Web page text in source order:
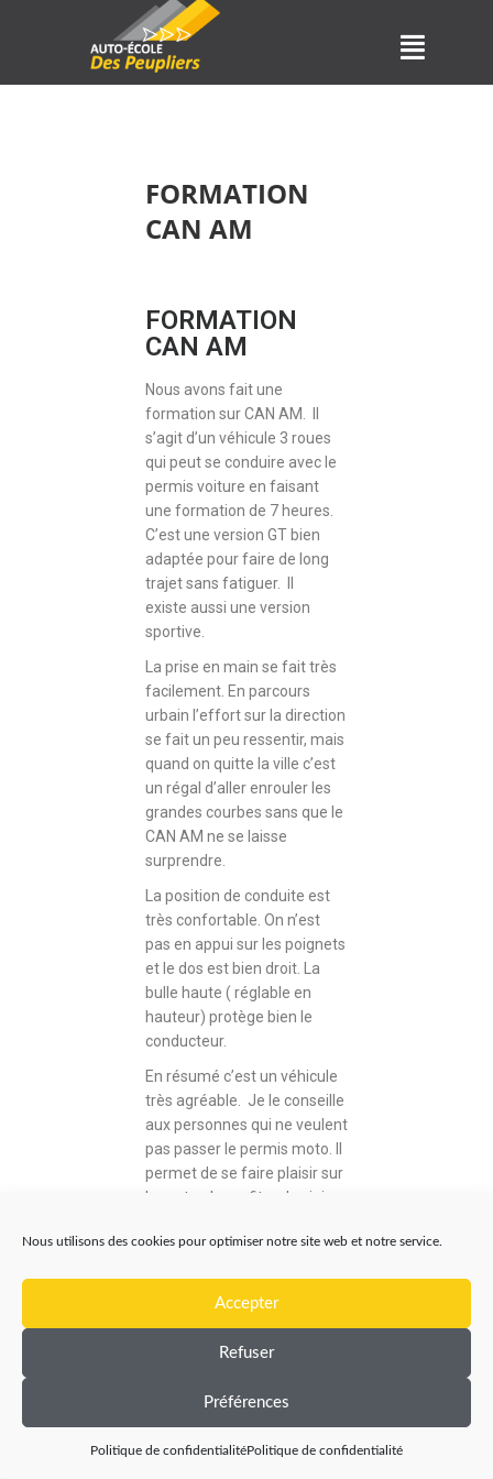
Nous utilisons des cookies pour optimiser notre site web et notre service.
Accepter
Refuser
Préférences
Politique de confidentialitéPolitique de confidentialité
FORMATION
CAN AM
FORMATION
CAN AM
Nous avons fait une
formation sur CAN AM. Il
s’agit d’un véhicule 3 roues
qui peut se conduire avec le
permis voiture en faisant
une formation de 7 heures.
C’est une version GT bien
adaptée pour faire de long
trajet sans fatiguer. Il
existe aussi une version
sportive.
La prise en main se fait très
facilement. En parcours
urbain l’effort sur la direction
se fait un peu ressentir, mais
quand on quitte la ville c’est
un régal d’aller enrouler les
grandes courbes sans que le
CAN AM ne se laisse
surprendre.
La position de conduite est
très confortable. On n’est
pas en appui sur les poignets
et le dos est bien droit. La
bulle haute ( réglable en
hauteur) protège bien le
conducteur.
En résumé c’est un véhicule
très agréable. Je le conseille
aux personnes qui ne veulent
pas passer le permis moto. Il
permet de se faire plaisir sur
la route, de profiter des joies